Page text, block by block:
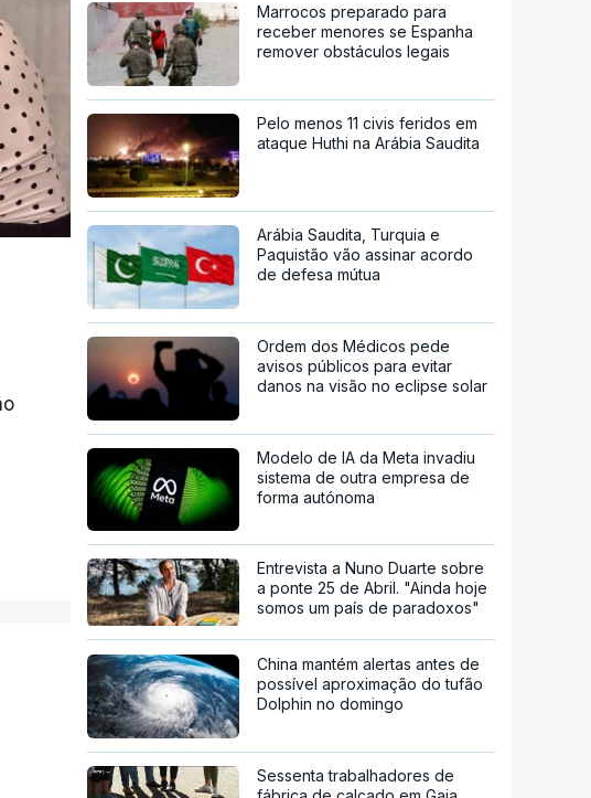
Marrocos preparado para
receber menores se Espanha
remover obstáculos legais
Pelo menos 11 civis feridos em
ataque Huthi na Arábia Saudita
Arábia Saudita, Turquia e
Paquistão vão assinar acordo
de defesa mútua
Ordem dos Médicos pede
avisos públicos para evitar
danos na visão no eclipse solar
Modelo de IA da Meta invadiu
sistema de outra empresa de
forma autónoma
Entrevista a Nuno Duarte sobre
a ponte 25 de Abril. "Ainda hoje
somos um país de paradoxos"
China mantém alertas antes de
possível aproximação do tufão
Dolphin no domingo
Sessenta trabalhadores de